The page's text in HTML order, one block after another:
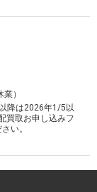
）
降は2026年1/5以
買取お申し込みフ
い。